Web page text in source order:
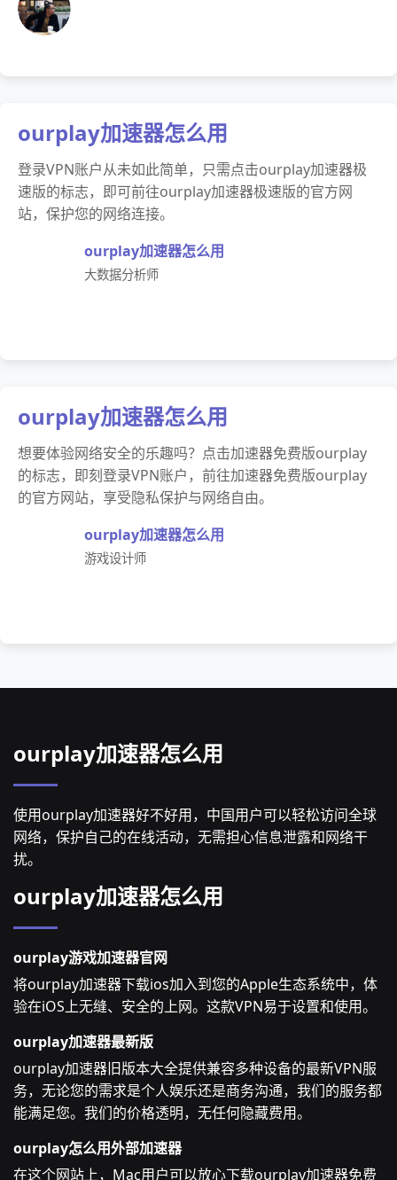
ourplay加速器怎么用
登录VPN账户从未如此简单，只需点击ourplay加速器极
速版的标志，即可前往ourplay加速器极速版的官方网
站，保护您的网络连接。
ourplay加速器怎么用
大数据分析师
ourplay加速器怎么用
想要体验网络安全的乐趣吗？点击加速器免费版ourplay
的标志，即刻登录VPN账户，前往加速器免费版ourplay
的官方网站，享受隐私保护与网络自由。
ourplay加速器怎么用
游戏设计师
ourplay加速器怎么用
使用ourplay加速器好不好用，中国用户可以轻松访问全球
网络，保护自己的在线活动，无需担心信息泄露和网络干
扰。
ourplay加速器怎么用
ourplay游戏加速器官网
将ourplay加速器下载ios加入到您的Apple生态系统中，体
验在iOS上无缝、安全的上网。这款VPN易于设置和使用。
ourplay加速器最新版
ourplay加速器旧版本大全提供兼容多种设备的最新VPN服
务，无论您的需求是个人娱乐还是商务沟通，我们的服务都
能满足您。我们的价格透明，无任何隐藏费用。
ourplay怎么用外部加速器
在这个网站上，Mac用户可以放心下载ourplay加速器免费